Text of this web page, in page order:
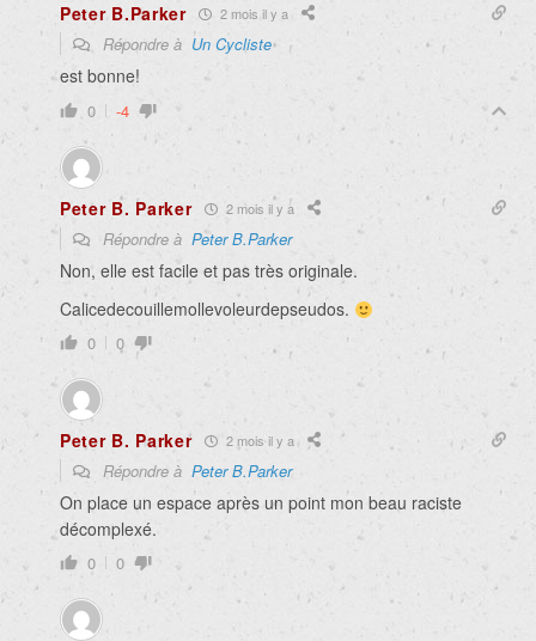
Peter B.Parker 2 mois il y a
Répondre à Un Cycliste
est bonne!
0 -4
Peter B. Parker 2 mois il y a
Répondre à Peter B.Parker
Non, elle est facile et pas très originale.
Calicedecouillemollevoleurdepseudos.
0 0
Peter B. Parker 2 mois il y a
Répondre à Peter B.Parker
On place un espace après un point mon beau raciste
décomplexé.
0 0